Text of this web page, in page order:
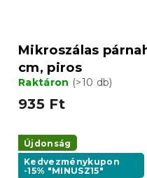
Mikroszálas
cm, piros
Raktáron (>10 db)
935 Ft
Újdonság
Kedvezménykupon
-15% "MINUSZ15"